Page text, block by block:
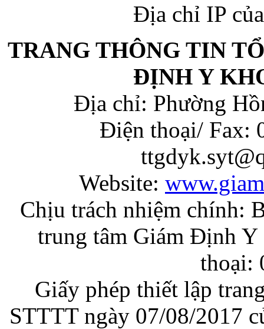
Địa chỉ IP
TRANG THÔNG TIN
ĐỊNH Y
Địa chỉ: Phường
Điện thoại/ Fax:
Website:
Chịu trách nhiệm chính:
trung tâm Giám Định
thoại:
Giấy phép thiết lập
STTTT ngày 07/08/2017